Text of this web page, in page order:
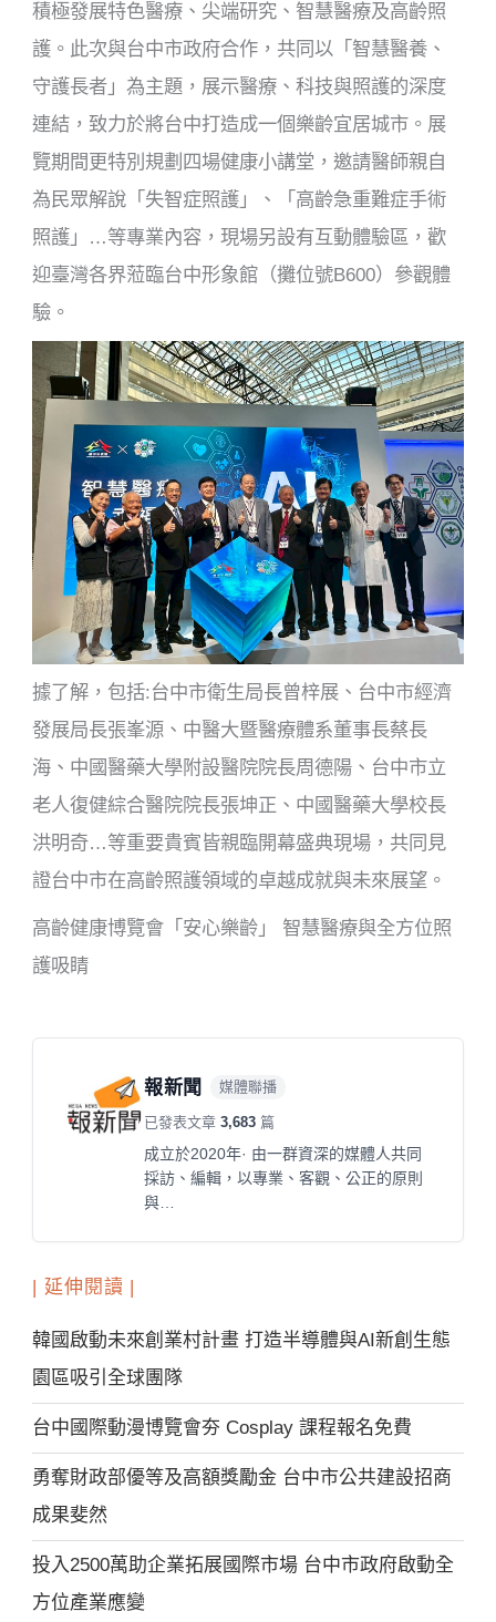
積極發展特色醫療、尖端研究、智慧醫療及高齡照
護。此次與台中市政府合作，共同以「智慧醫養、
守護長者」為主題，展示醫療、科技與照護的深度
連結，致力於將台中打造成一個樂齡宜居城市。展
覽期間更特別規劃四場健康小講堂，邀請醫師親自
為民眾解說「失智症照護」、「高齡急重難症手術
照護」…等專業內容，現場另設有互動體驗區，歡
迎臺灣各界蒞臨台中形象館（攤位號B600）參觀體
驗。
據了解，包括:台中市衛生局長曾梓展、台中市經濟
發展局長張峯源、中醫大暨醫療體系董事長蔡長
海、中國醫藥大學附設醫院院長周德陽、台中市立
老人復健綜合醫院院長張坤正、中國醫藥大學校長
洪明奇…等重要貴賓皆親臨開幕盛典現場，共同見
證台中市在高齡照護領域的卓越成就與未來展望。
高齡健康博覽會「安心樂齡」 智慧醫療與全方位照
護吸睛
報新聞 媒體聯播
已發表文章3,683 篇
成立於2020年· 由一群資深的媒體人共同
採訪、編輯，以專業、客觀、公正的原則
與…
| 延伸閱讀 |
韓國啟動未來創業村計畫 打造半導體與AI新創生態
園區吸引全球團隊
台中國際動漫博覽會夯 Cosplay 課程報名免費
勇奪財政部優等及高額獎勵金 台中市公共建設招商
成果斐然
投入2500萬助企業拓展國際市場 台中市政府啟動全
方位產業應變